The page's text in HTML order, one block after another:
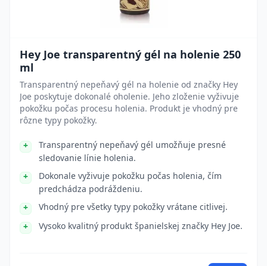
Hey Joe transparentný gél na holenie 250
ml
Transparentný nepeňavý gél na holenie od značky Hey
Joe poskytuje dokonalé oholenie. Jeho zloženie vyživuje
pokožku počas procesu holenia. Produkt je vhodný pre
rôzne typy pokožky.
Transparentný nepeňavý gél umožňuje presné
sledovanie línie holenia.
Dokonale vyživuje pokožku počas holenia, čím
predchádza podráždeniu.
Vhodný pre všetky typy pokožky vrátane citlivej.
Vysoko kvalitný produkt španielskej značky Hey Joe.